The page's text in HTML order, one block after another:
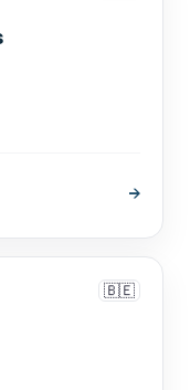
→
🇧🇪